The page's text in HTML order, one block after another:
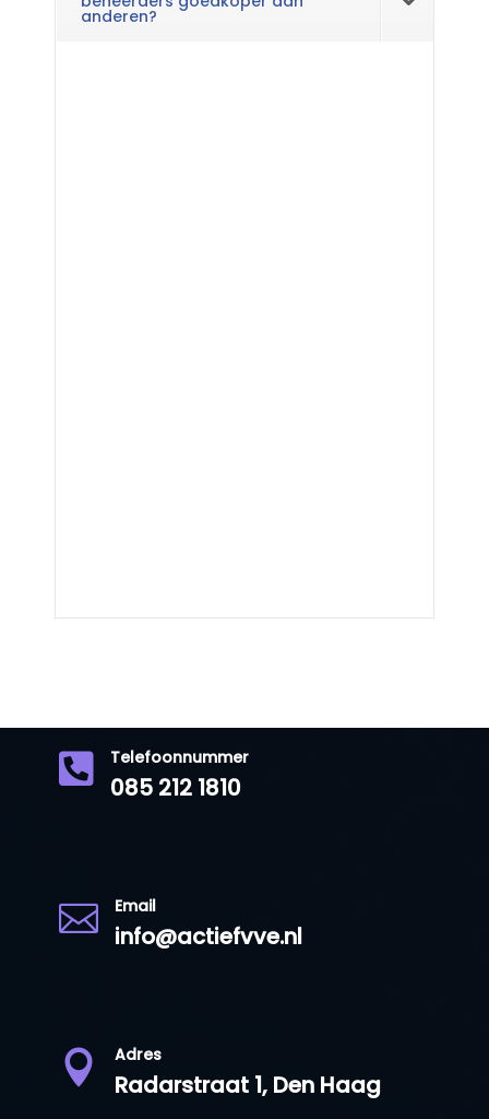
anderen?
 Telefoonnummer
085 212 1810
 Email
info@actiefvve.nl
 Adres
Radarstraat 1, Den Haag